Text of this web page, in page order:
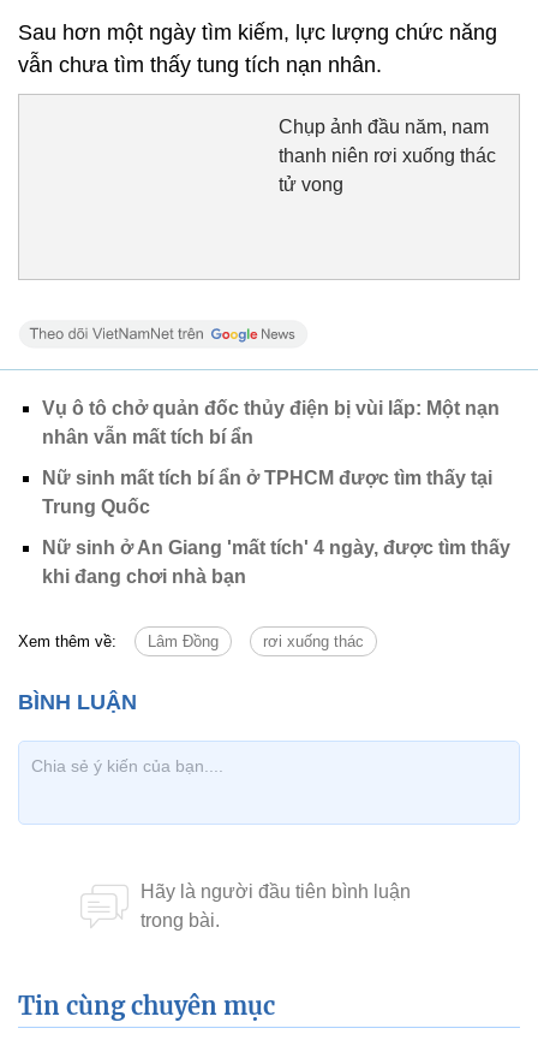
Sau hơn một ngày tìm kiếm, lực lượng chức năng
vẫn chưa tìm thấy tung tích nạn nhân.
Chụp ảnh đầu năm, nam
thanh niên rơi xuống thác
tử vong
Vụ ô tô chở quản đốc thủy điện bị vùi lấp: Một nạn
nhân vẫn mất tích bí ẩn
Nữ sinh mất tích bí ẩn ở TPHCM được tìm thấy tại
Trung Quốc
Nữ sinh ở An Giang 'mất tích' 4 ngày, được tìm thấy
khi đang chơi nhà bạn
Xem thêm về: Lâm Đồng rơi xuống thác
Tin cùng chuyên mục